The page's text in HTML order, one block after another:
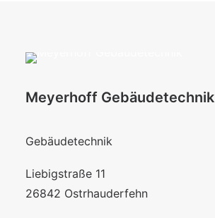
Meyerhoff Gebäudetechnik
Gebäudetechnik
Liebigstraße 11
26842 Ostrhauderfehn